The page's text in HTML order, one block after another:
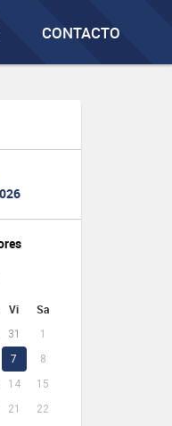
CONTACTO
Vi Sa
31
1
7
8
14
15
21
22